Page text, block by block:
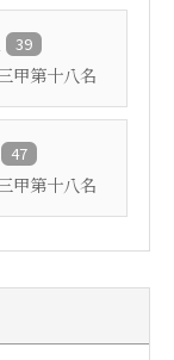
39
甲第十八名
47
甲第十八名